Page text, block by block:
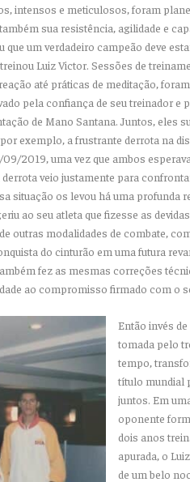
intensos e meticulosos, foram
sua resistência, agilidade e
que um verdadeiro campeão deve
Luiz Victor. Sessões de
até práticas de meditação,
pela confiança de seu treinador
de Mano Santana. Juntos, eles
exemplo, a frustrante derrota na
09/2019, uma vez que ambos
veio justamente para
situação os levou há uma profunda
ao seu atleta que fizesse as
outras modalidades de combate,
do cinturão em uma futura
fez as mesmas correções
ao compromisso firmado com o
Então invés
tomada pelo
tempo,
título mundial
juntos. Em
oponente
dois anos
apurada,o
de um belo